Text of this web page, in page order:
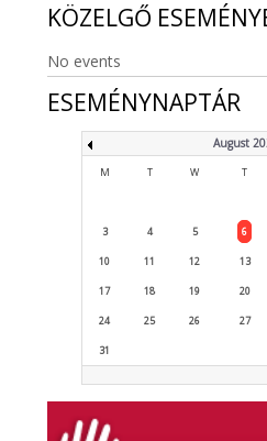
KÖZELGŐ
No events
ESEMÉNYNAPTÁR
August
M T W T
3 4 5 6
10 11 12 13
17 18 19 20
24 25 26 27
31